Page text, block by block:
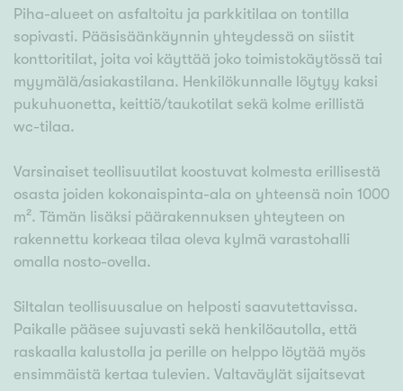
Piha-alueet on asfaltoitu ja parkkitilaa on tontilla
sopivasti. Pääsisäänkäynnin yhteydessä on siistit
konttoritilat, joita voi käyttää joko toimistokäytössä tai
myymälä/asiakastilana. Henkilökunnalle löytyy kaksi
pukuhuonetta, keittiö/taukotilat sekä kolme erillistä
wc-tilaa.
Varsinaiset teollisuutilat koostuvat kolmesta erillisestä
osasta joiden kokonaispinta-ala on yhteensä noin 1000
m². Tämän lisäksi päärakennuksen yhteyteen on
rakennettu korkeaa tilaa oleva kylmä varastohalli
omalla nosto-ovella.
Siltalan teollisuusalue on helposti saavutettavissa.
Paikalle pääsee sujuvasti sekä henkilöautolla, että
raskaalla kalustolla ja perille on helppo löytää myös
ensimmäistä kertaa tulevien. Valtaväylät sijaitsevat